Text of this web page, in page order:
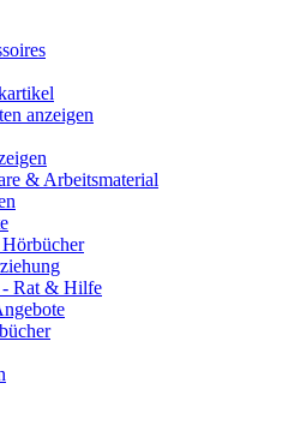
anzeigen
& Arbeitsmaterial
- Rat & Hilfe